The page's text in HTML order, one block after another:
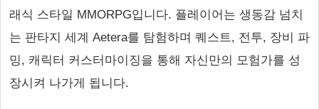
래식 스타일 MMORPG입니다. 플레이어는 생동감 넘치
는 판타지 세계 Aetera를 탐험하며 퀘스트, 전투, 장비 파
밍, 캐릭터 커스터마이징을 통해 자신만의 모험가를 성
장시켜 나가게 됩니다.